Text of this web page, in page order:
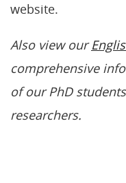
website.
Also view our
comprehensive
of our PhD
researchers.